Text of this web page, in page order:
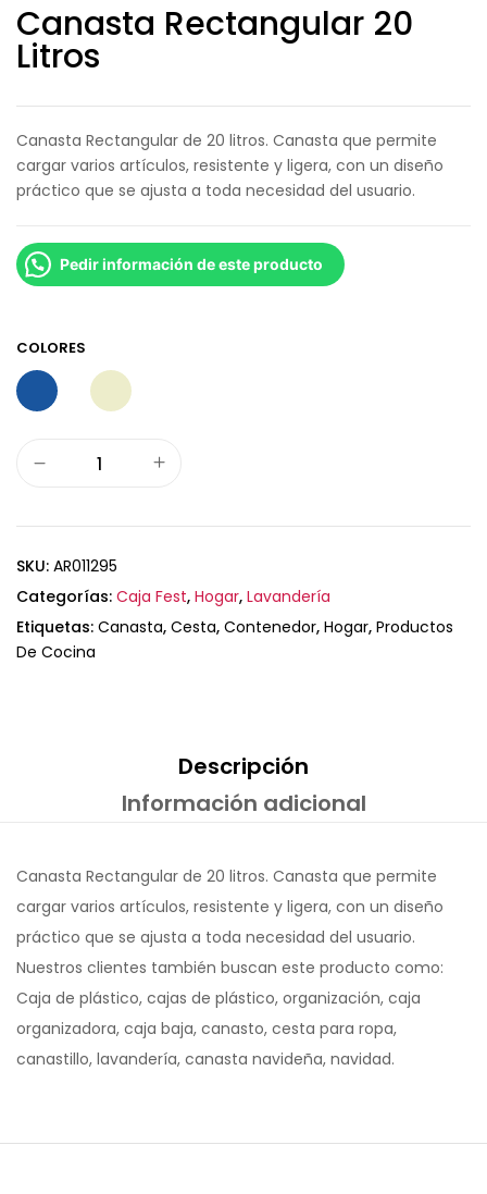
Canasta Rectangular 20
Litros
Canasta Rectangular de 20 litros. Canasta que permite
cargar varios artículos, resistente y ligera, con un diseño
práctico que se ajusta a toda necesidad del usuario.
Pedir información de este producto
COLORES
SKU: AR011295
Categorías: Caja Fest, Hogar, Lavandería
Etiquetas: Canasta, Cesta, Contenedor, Hogar, Productos
De Cocina
Descripción
Información adicional
Canasta Rectangular de 20 litros. Canasta que permite
cargar varios artículos, resistente y ligera, con un diseño
práctico que se ajusta a toda necesidad del usuario.
Nuestros clientes también buscan este producto como:
Caja de plástico, cajas de plástico, organización, caja
organizadora, caja baja, canasto, cesta para ropa,
canastillo, lavandería, canasta navideña, navidad.